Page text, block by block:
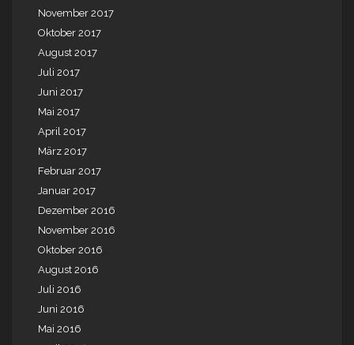
November 2017
Oktober 2017
August 2017
Juli 2017
Juni 2017
Mai 2017
April 2017
März 2017
Februar 2017
Januar 2017
Dezember 2016
November 2016
Oktober 2016
August 2016
Juli 2016
Juni 2016
Mai 2016